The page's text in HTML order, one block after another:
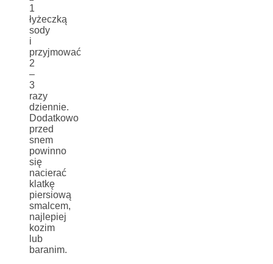
1
łyżeczką
sody
i
przyjmować
2
–
3
razy
dziennie.
Dodatkowo
przed
snem
powinno
się
nacierać
klatkę
piersiową
smalcem,
najlepiej
kozim
lub
baranim.